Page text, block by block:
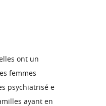
ont un
femmes
psychiatrisé e
ayant en